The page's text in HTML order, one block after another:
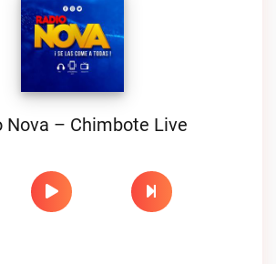
Nova – Chimbote Live